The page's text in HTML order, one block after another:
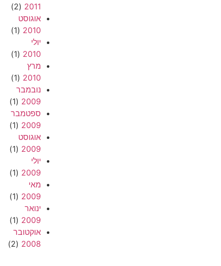
2011
(2)
אוגוסט
2010
(1)
יולי
2010
(1)
מרץ
2010
(1)
נובמבר
2009
(1)
ספטמבר
2009
(1)
אוגוסט
2009
(1)
יולי
2009
(1)
מאי
2009
(1)
ינואר
2009
(1)
אוקטובר
2008
(2)